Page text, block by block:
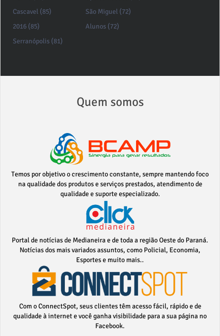
Cascavel (85)
2016 (85)
Serranópolis (81)
São Miguel (72)
Alunos (72)
Quem somos
Temos por objetivo o crescimento constante, sempre mantendo foco
na qualidade dos produtos e serviços prestados, atendimento de
qualidade e suporte especializado.
Portal de notícias de Medianeira e de toda a região Oeste do Paraná.
Notícias dos mais variados assuntos, como Policial, Economia,
Esportes e muito mais..
Com o ConnectSpot, seus clientes têm acesso fácil, rápido e de
qualidade à internet e você ganha visibilidade para a sua página no
Facebook.